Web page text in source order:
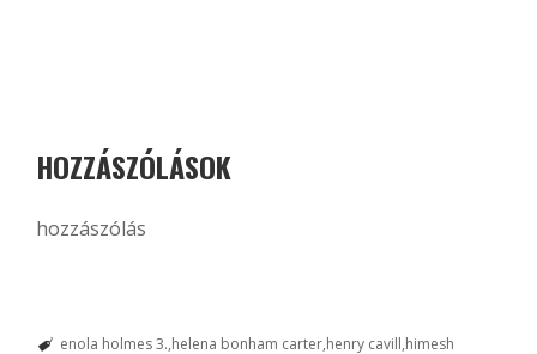
HOZZÁSZÓLÁSOK
hozzászólás
enola holmes 3. helena bonham carter henry cavill himesh